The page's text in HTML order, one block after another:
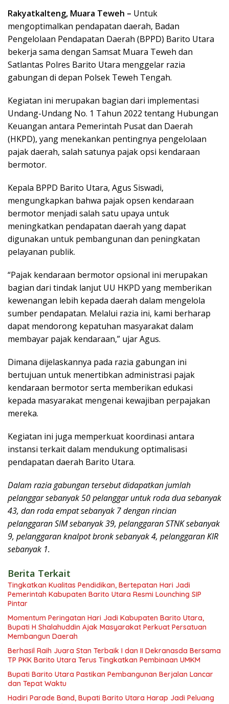
Rakyatkalteng, Muara Teweh – Untuk
mengoptimalkan pendapatan daerah, Badan
Pengelolaan Pendapatan Daerah (BPPD) Barito Utara
bekerja sama dengan Samsat Muara Teweh dan
Satlantas Polres Barito Utara menggelar razia
gabungan di depan Polsek Teweh Tengah.
Kegiatan ini merupakan bagian dari implementasi
Undang-Undang No. 1 Tahun 2022 tentang Hubungan
Keuangan antara Pemerintah Pusat dan Daerah
(HKPD), yang menekankan pentingnya pengelolaan
pajak daerah, salah satunya pajak opsi kendaraan
bermotor.
Kepala BPPD Barito Utara, Agus Siswadi,
mengungkapkan bahwa pajak opsen kendaraan
bermotor menjadi salah satu upaya untuk
meningkatkan pendapatan daerah yang dapat
digunakan untuk pembangunan dan peningkatan
pelayanan publik.
“Pajak kendaraan bermotor opsional ini merupakan
bagian dari tindak lanjut UU HKPD yang memberikan
kewenangan lebih kepada daerah dalam mengelola
sumber pendapatan. Melalui razia ini, kami berharap
dapat mendorong kepatuhan masyarakat dalam
membayar pajak kendaraan,” ujar Agus.
Dimana dijelaskannya pada razia gabungan ini
bertujuan untuk menertibkan administrasi pajak
kendaraan bermotor serta memberikan edukasi
kepada masyarakat mengenai kewajiban perpajakan
mereka.
Kegiatan ini juga memperkuat koordinasi antara
instansi terkait dalam mendukung optimalisasi
pendapatan daerah Barito Utara.
Dalam razia gabungan tersebut didapatkan jumlah
pelanggar sebanyak 50 pelanggar untuk roda dua sebanyak
43, dan roda empat sebanyak 7 dengan rincian
pelanggaran SIM sebanyak 39, pelanggaran STNK sebanyak
9, pelanggaran knalpot bronk sebanyak 4, pelanggaran KIR
sebanyak 1.
Berita Terkait
Tingkatkan Kualitas Pendidikan, Bertepatan Hari Jadi
Pemerintah Kabupaten Barito Utara Resmi Lounching SIP
Pintar
Momentum Peringatan Hari Jadi Kabupaten Barito Utara,
Bupati H Shalahuddin Ajak Masyarakat Perkuat Persatuan
Membangun Daerah
Berhasil Raih Juara Stan Terbaik I dan II Dekranasda Bersama
TP PKK Barito Utara Terus Tingkatkan Pembinaan UMKM
Bupati Barito Utara Pastikan Pembangunan Berjalan Lancar
dan Tepat Waktu
Hadiri Parade Band, Bupati Barito Utara Harap Jadi Peluang